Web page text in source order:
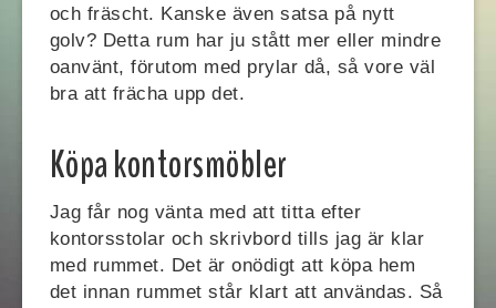
och fräscht. Kanske även satsa på nytt
golv? Detta rum har ju stått mer eller mindre
oanvänt, förutom med prylar då, så vore väl
bra att frächa upp det.
Köpa kontorsmöbler
Jag får nog vänta med att titta efter
kontorsstolar och skrivbord tills jag är klar
med rummet. Det är onödigt att köpa hem
det innan rummet står klart att användas. Så